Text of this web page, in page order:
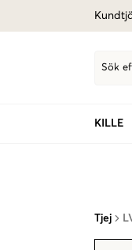
Sök
KILLE
Tjej